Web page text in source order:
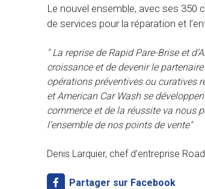
Le nouvel ensemble, avec ses
de services pour la réparation et
" La reprise de Rapid Pare-Brise et
croissance et de devenir le
opérations préventives ou curatives
et American Car Wash se
commerce et de la réussite va nous
l’ensemble de nos points de vente"
Denis Larquier, chef d’entreprise
Partager sur Facebook